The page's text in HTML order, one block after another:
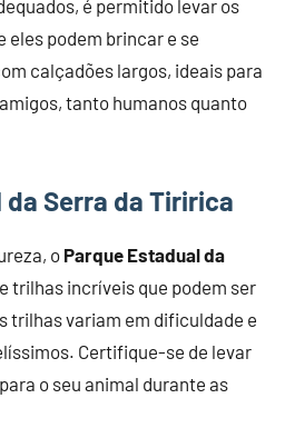
é permitido levar os
eles podem brincar e se
calçadões largos, ideais para
tanto humanos quanto
Serra da Tiririca
o Parque Estadual da
trilhas incríveis que podem ser
trilhas variam em dificuldade e
Certifique-se de levar
o seu animal durante as